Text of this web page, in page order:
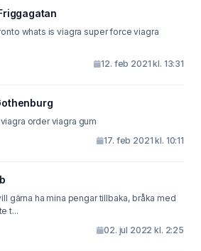
whats is viagra super force viagra
12. feb 2021 kl. 13:31
overnight brand viagra viagra order viagra gum
17. feb 2021 kl. 10:11
gärna ha mina pengar tillbaka, bråka med
t...
02. jul 2022 kl. 2:25